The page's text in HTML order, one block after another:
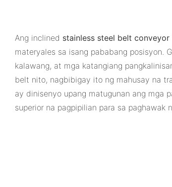
Ang inclined stainless steel belt conveyor
materyales sa isang pababang posisyon.
kalawang, at mga katangiang
belt nito, nagbibigay ito ng mahusay na
ay dinisenyo upang matugunan ang mga
superior na pagpipilian para sa